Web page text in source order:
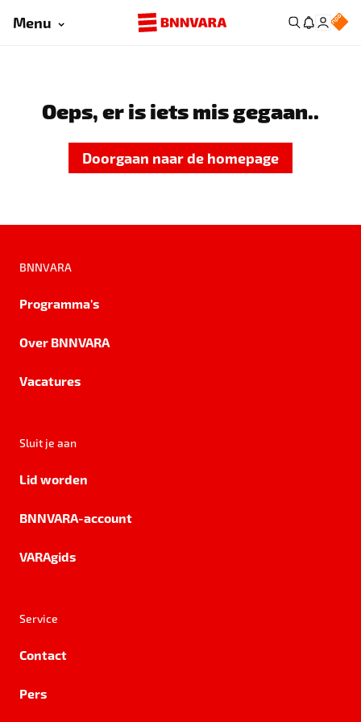
Menu
Oeps, er is iets mis gegaan..
Doorgaan naar de homepage
BNNVARA
Programma's
Over BNNVARA
Vacatures
Sluit je aan
Lid worden
BNNVARA-account
VARAgids
Service
Contact
Pers